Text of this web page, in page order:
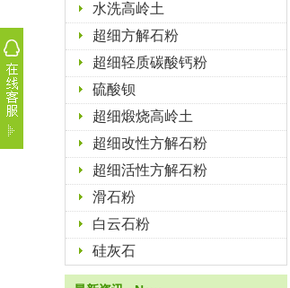
水洗高岭土
超细方解石粉
超细轻质碳酸钙粉
硫酸钡
超细煅烧高岭土
超细改性方解石粉
超细活性方解石粉
滑石粉
白云石粉
硅灰石